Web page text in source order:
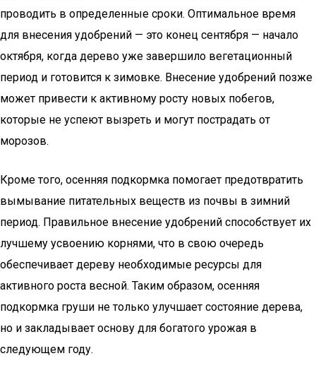
проводить в определенные сроки. Оптимальное время
для внесения удобрений — это конец сентября — начало
октября, когда дерево уже завершило вегетационный
период и готовится к зимовке. Внесение удобрений позже
может привести к активному росту новых побегов,
которые не успеют вызреть и могут пострадать от
морозов.
Кроме того, осенняя подкормка помогает предотвратить
вымывание питательных веществ из почвы в зимний
период. Правильное внесение удобрений способствует их
лучшему усвоению корнями, что в свою очередь
обеспечивает дереву необходимые ресурсы для
активного роста весной. Таким образом, осенняя
подкормка груши не только улучшает состояние дерева,
но и закладывает основу для богатого урожая в
следующем году.